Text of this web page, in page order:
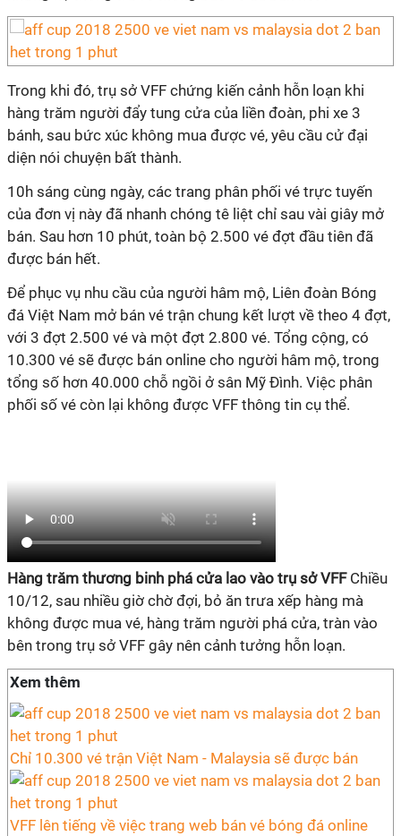
Trong khi đó, trụ sở VFF chứng kiến cảnh hỗn loạn khi
hàng trăm người đẩy tung cửa của liền đoàn, phi xe 3
bánh, sau bức xúc không mua được vé, yêu cầu cử đại
diện nói chuyện bất thành.
10h sáng cùng ngày, các trang phân phối vé trực tuyến
của đơn vị này đã nhanh chóng tê liệt chỉ sau vài giây mở
bán. Sau hơn 10 phút, toàn bộ 2.500 vé đợt đầu tiên đã
được bán hết.
Để phục vụ nhu cầu của người hâm mộ, Liên đoàn Bóng
đá Việt Nam mở bán vé trận chung kết lượt về theo 4 đợt,
với 3 đợt 2.500 vé và một đợt 2.800 vé. Tổng cộng, có
10.300 vé sẽ được bán online cho người hâm mộ, trong
tổng số hơn 40.000 chỗ ngồi ở sân Mỹ Đình. Việc phân
phối số vé còn lại không được VFF thông tin cụ thể.
Hàng trăm thương binh phá cửa lao vào trụ sở VFFChiều
10/12, sau nhiều giờ chờ đợi, bỏ ăn trưa xếp hàng mà
không được mua vé, hàng trăm người phá cửa, tràn vào
bên trong trụ sở VFF gây nên cảnh tưởng hỗn loạn.
Xem thêm
Chỉ 10.300 vé trận Việt Nam - Malaysia sẽ được bán
VFF lên tiếng về việc trang web bán vé bóng đá online